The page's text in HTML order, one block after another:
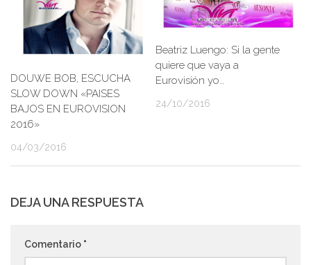
DOUWE BOB, ESCUCHA
SLOW DOWN «PAISES
BAJOS EN EUROVISION
2016»
04/03/2016
Beatriz Luengo: Si la gente
quiere que vaya a
Eurovisión yo…
24/10/2016
DEJA UNA RESPUESTA
Comentario *